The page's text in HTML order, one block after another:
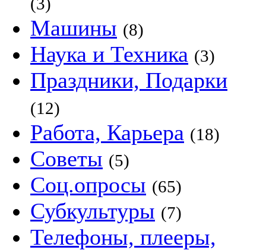
Машины (8)
Наука и Техника (3)
Праздники, Подарки
(12)
Работа, Карьера (18)
Советы (5)
Соц.опросы (65)
Субкультуры (7)
Телефоны, плееры,